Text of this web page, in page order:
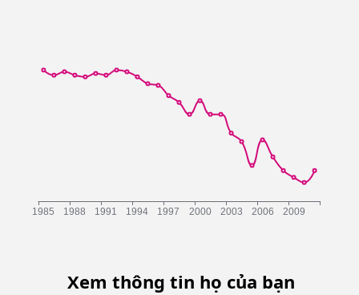
Xem thông tin họ của bạn